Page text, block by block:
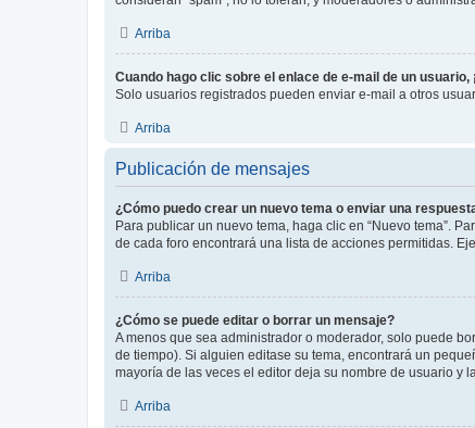
Arriba
Cuando hago clic sobre el enlace de e-mail de un usuario,
Solo usuarios registrados pueden enviar e-mail a otros
Arriba
Publicación de mensajes
¿Cómo puedo crear un nuevo tema o enviar una
Para publicar un nuevo tema, haga clic en “Nuevo tema”.
de cada foro encontrará una lista de acciones permitidas.
Arriba
¿Cómo se puede editar o borrar un mensaje?
A menos que sea administrador o moderador, solo puede
de tiempo). Si alguien editase su tema, encontrará un
mayoría de las veces el editor deja su nombre de usuario y
Arriba